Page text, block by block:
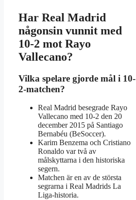
Har Real Madrid
någonsin vunnit med
10-2 mot Rayo
Vallecano?
Vilka spelare gjorde mål i 10-
2-matchen?
Real Madrid besegrade Rayo
Vallecano med 10-2 den 20
december 2015 på Santiago
Bernabéu (BeSoccer).
Karim Benzema och Cristiano
Ronaldo var två av
målskyttarna i den historiska
segern.
Matchen är en av de största
segrarna i Real Madrids La
Liga-historia.